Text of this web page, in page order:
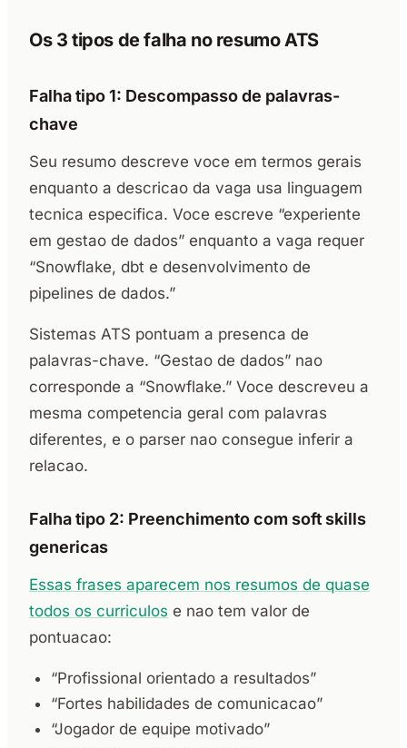
Os 3 tipos de falha no resumo ATS
Falha tipo 1: Descompasso de palavras-
chave
Seu resumo descreve voce em termos gerais
enquanto a descricao da vaga usa linguagem
tecnica especifica. Voce escreve “experiente
em gestao de dados” enquanto a vaga requer
“Snowflake, dbt e desenvolvimento de
pipelines de dados.”
Sistemas ATS pontuam a presenca de
palavras-chave. “Gestao de dados” nao
corresponde a “Snowflake.” Voce descreveu a
mesma competencia geral com palavras
diferentes, e o parser nao consegue inferir a
relacao.
Falha tipo 2: Preenchimento com soft skills
genericas
Essas frases aparecem nos resumos de quase
todos os curriculos e nao tem valor de
pontuacao:
“Profissional orientado a resultados”
“Fortes habilidades de comunicacao”
“Jogador de equipe motivado”